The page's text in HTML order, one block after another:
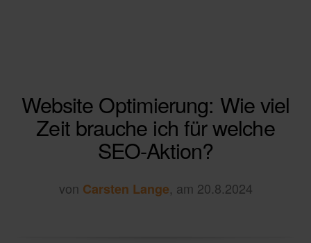
Website Optimierung: Wie viel
Zeit brauche ich für welche
SEO-Aktion?
von Carsten Lange, am 20.8.2024